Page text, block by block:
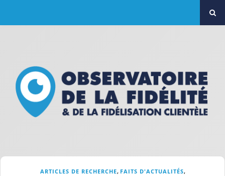
ARTICLES DE RECHERCHE, FAITS D'ACTUALITÉS,